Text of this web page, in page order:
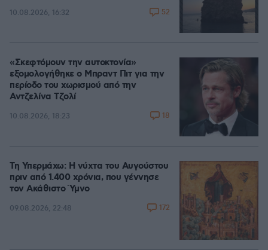
10.08.2026, 16:32 52
«Σκεφτόμουν την αυτοκτονία»
εξομολογήθηκε ο Μπραντ Πιτ για την
περίοδο του χωρισμού από την
Αντζελίνα Τζολί
10.08.2026, 18:23 18
Τη Υπερμάχω: Η νύχτα του Αυγούστου
πριν από 1.400 χρόνια, που γέννησε
τον Ακάθιστο Ύμνο
09.08.2026, 22:48 172